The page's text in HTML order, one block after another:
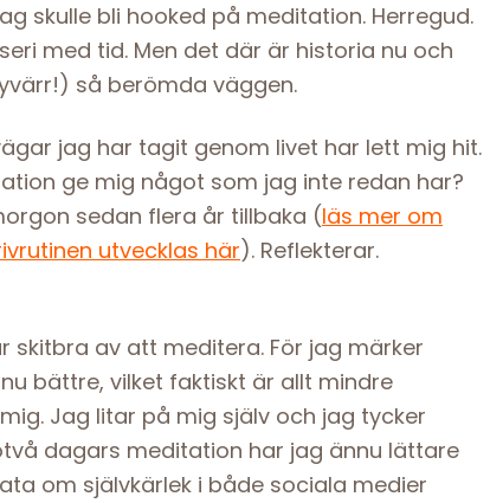
skulle bli hooked på meditation. Herregud.
med tid. Men det där är historia nu och
så berömda väggen.
jag har tagit genom livet har lett mig hit.
ge mig något som jag inte redan har?
sedan flera år tillbaka (läs mer om
utvecklas här). Reflekterar.
skitbra av att meditera. För jag märker
bättre, vilket faktiskt är allt mindre
Jag litar på mig själv och jag tycker
dagars meditation har jag ännu lättare
om självkärlek i både sociala medier